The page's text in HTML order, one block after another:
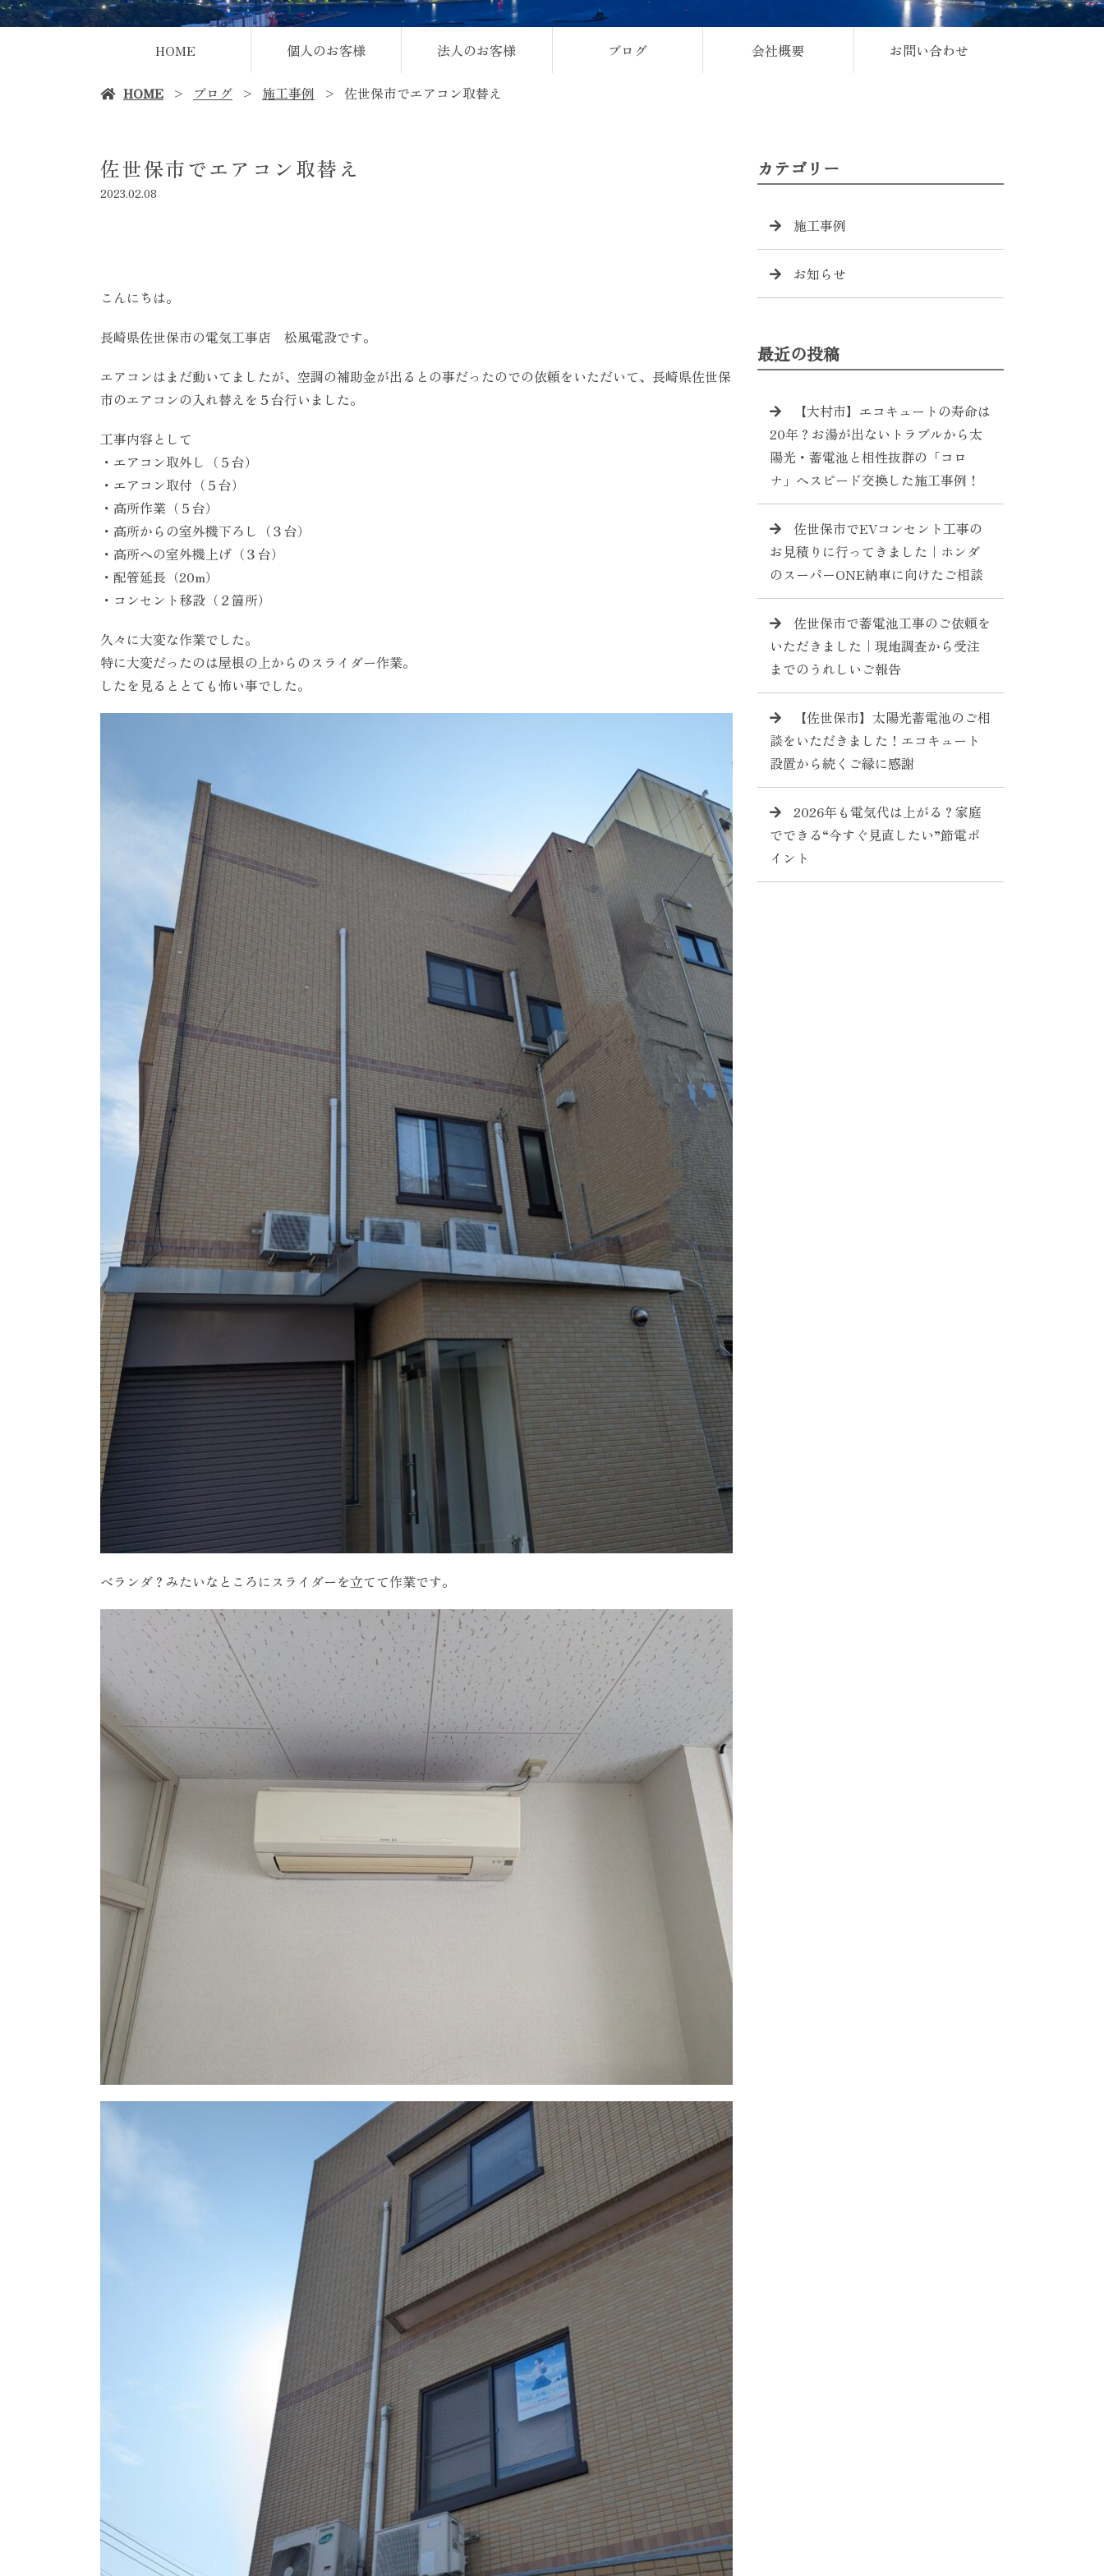
HOME 個人のお客様 法人のお客様 ブログ 会社概要 お問い合わせ
HOME ブログ 施工事例 佐世保市でエアコン取替え
佐世保市でエアコン取替え
2023.02.08
こんにちは。
長崎県佐世保市の電気工事店 松風電設です。
エアコンはまだ動いてましたが、空調の補助金が出るとの事だったのでの依頼をいただいて、長崎県佐世保
市のエアコンの入れ替えを５台行いました。
工事内容として
・エアコン取外し（５台）
・エアコン取付（５台）
・高所作業（５台）
・高所からの室外機下ろし（３台）
・高所への室外機上げ（３台）
・配管延長（20m）
・コンセント移設（２箇所）
久々に大変な作業でした。
特に大変だったのは屋根の上からのスライダー作業。
したを見るととても怖い事でした。
ベランダ？みたいなところにスライダーを立てて作業です。
カテゴリー
施工事例
お知らせ
最近の投稿
【大村市】エコキュートの寿命は
20年？お湯が出ないトラブルから太
陽光・蓄電池と相性抜群の「コロ
ナ」へスピード交換した施工事例！
佐世保市でEVコンセント工事の
お見積りに行ってきました｜ホンダ
のスーパーONE納車に向けたご相談
佐世保市で蓄電池工事のご依頼を
いただきました｜現地調査から受注
までのうれしいご報告
【佐世保市】太陽光蓄電池のご相
談をいただきました！エコキュート
設置から続くご縁に感謝
2026年も電気代は上がる？家庭
でできる“今すぐ見直したい”節電ポ
イント